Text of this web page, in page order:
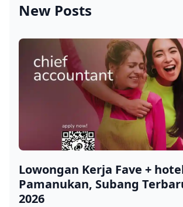
New Posts
Lowongan Kerja Fave +
Pamanukan, Subang
2026